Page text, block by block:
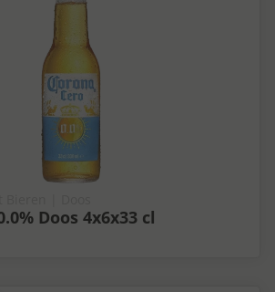
Doos 4x6x33 cl